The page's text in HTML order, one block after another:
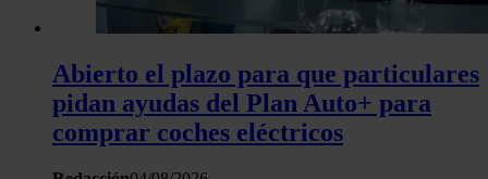
Abierto el plazo para que particulares
pidan ayudas del Plan Auto+ para
comprar coches eléctricos